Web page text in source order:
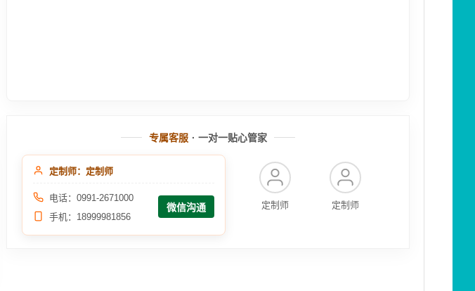
专属客服 · 一对一贴心管家
定制师：定制师
电话：0991-2671000
手机：18999981856
微信沟通 定制师 定制师